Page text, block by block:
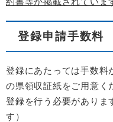
登録申請手数料
登録にあたっては手数料
の県領収証紙をご用意く
登録を行う必要がありま
す）